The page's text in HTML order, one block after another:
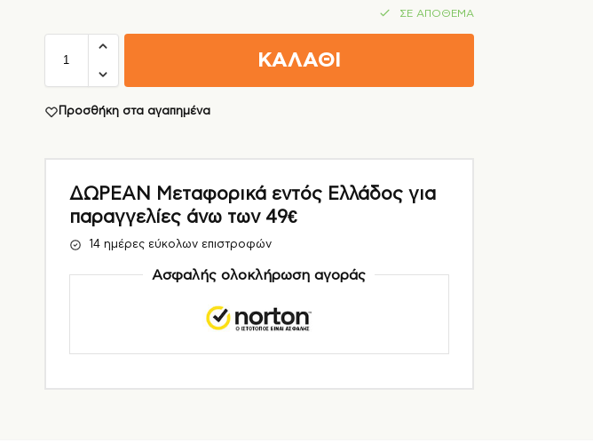
ΣΕ ΑΠΌΘΕΜΑ
ΚΑΛΑΘΙ
Προσθήκη στα αγαπημένα
ΔΩΡΕΑΝ Μεταφορικά εντός Ελλάδος για
παραγγελίες άνω των 49€
14 ημέρες εύκολων επιστροφών
Ασφαλής ολοκλήρωση αγοράς